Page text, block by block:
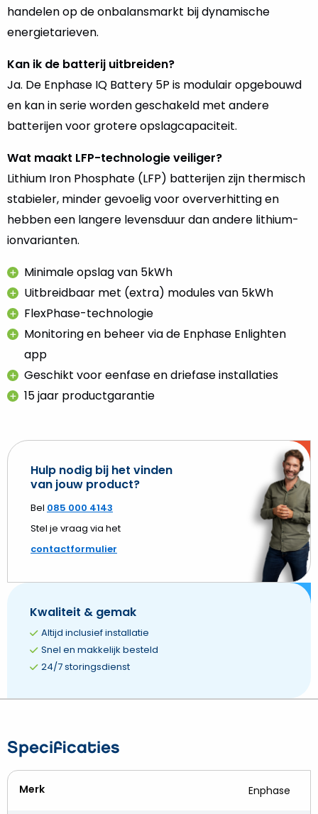
handelen op de onbalansmarkt bij dynamische
energietarieven.
Kan ik de batterij uitbreiden?
Ja. De Enphase IQ Battery 5P is modulair opgebouwd
en kan in serie worden geschakeld met andere
batterijen voor grotere opslagcapaciteit.
Wat maakt LFP-technologie veiliger?
Lithium Iron Phosphate (LFP) batterijen zijn thermisch
stabieler, minder gevoelig voor oververhitting en
hebben een langere levensduur dan andere lithium-
ionvarianten.
Minimale opslag van 5kWh
Uitbreidbaar met (extra) modules van 5kWh
FlexPhase-technologie
Monitoring en beheer via de Enphase Enlighten
app
Geschikt voor eenfase en driefase installaties
15 jaar productgarantie
Hulp nodig bij het vinden
van jouw product?
Bel 085 000 4143
Stel je vraag via het
contactformulier
Kwaliteit & gemak
Altijd inclusief installatie
Snel en makkelijk besteld
24/7 storingsdienst
Specificaties
Merk Enphase